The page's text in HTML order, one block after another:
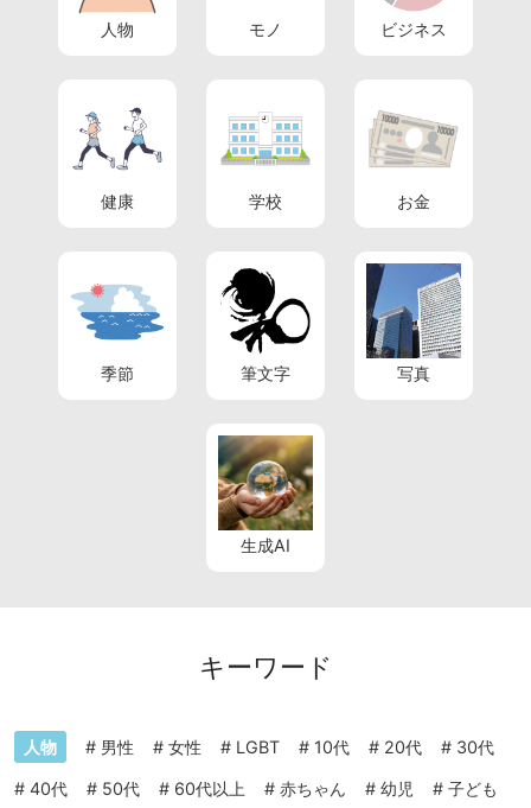
人物 モノ ビジネス
健康 学校 お金
季節 筆文字 写真
生成AI
キーワード
人物 # 男性 # 女性 # LGBT # 10代 # 20代 # 30代
# 40代 # 50代 # 60代以上 # 赤ちゃん # 幼児 # 子ども